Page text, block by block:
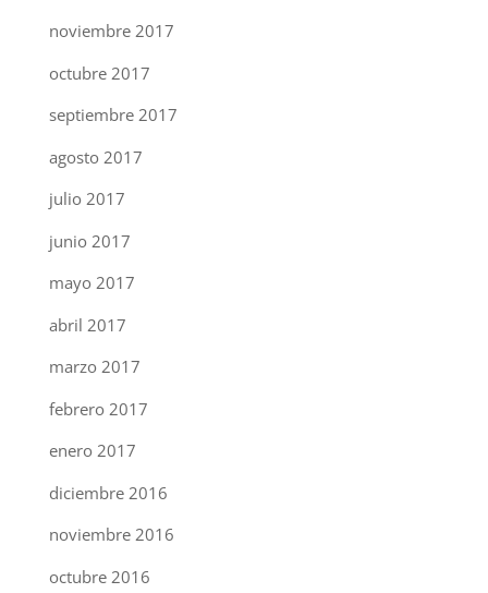
noviembre 2017
octubre 2017
septiembre 2017
agosto 2017
julio 2017
junio 2017
mayo 2017
abril 2017
marzo 2017
febrero 2017
enero 2017
diciembre 2016
noviembre 2016
octubre 2016